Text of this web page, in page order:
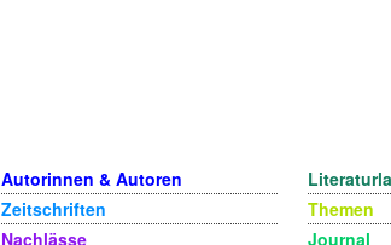
Autorinnen & Autoren
Zeitschriften
Nachlässe
Themen
Journal